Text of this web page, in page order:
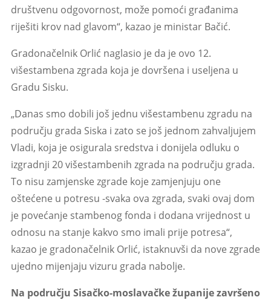
društvenu odgovornost, može pomoći građanima
riješiti krov nad glavom“, kazao je ministar Bačić.
Gradonačelnik Orlić naglasio je da je ovo 12.
višestambena zgrada koja je dovršena i useljena u
Gradu Sisku.
„Danas smo dobili još jednu višestambenu zgradu na
području grada Siska i zato se još jednom zahvaljujem
Vladi, koja je osigurala sredstva i donijela odluku o
izgradnji 20 višestambenih zgrada na području grada.
To nisu zamjenske zgrade koje zamjenjuju one
oštećene u potresu -svaka ova zgrada, svaki ovaj dom
je povećanje stambenog fonda i dodana vrijednost u
odnosu na stanje kakvo smo imali prije potresa“,
kazao je gradonačelnik Orlić, istaknuvši da nove zgrade
ujedno mijenjaju vizuru grada nabolje.
Na području Sisačko-moslavačke županije završeno